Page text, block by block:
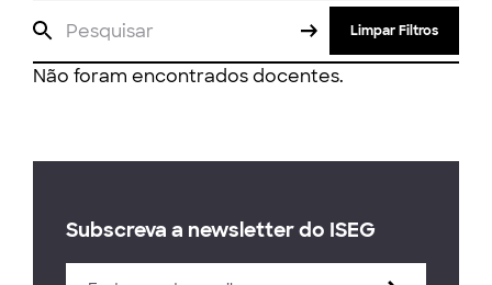
Limpar Filtros
Não foram encontrados docentes.
Subscreva a newsletter do ISEG